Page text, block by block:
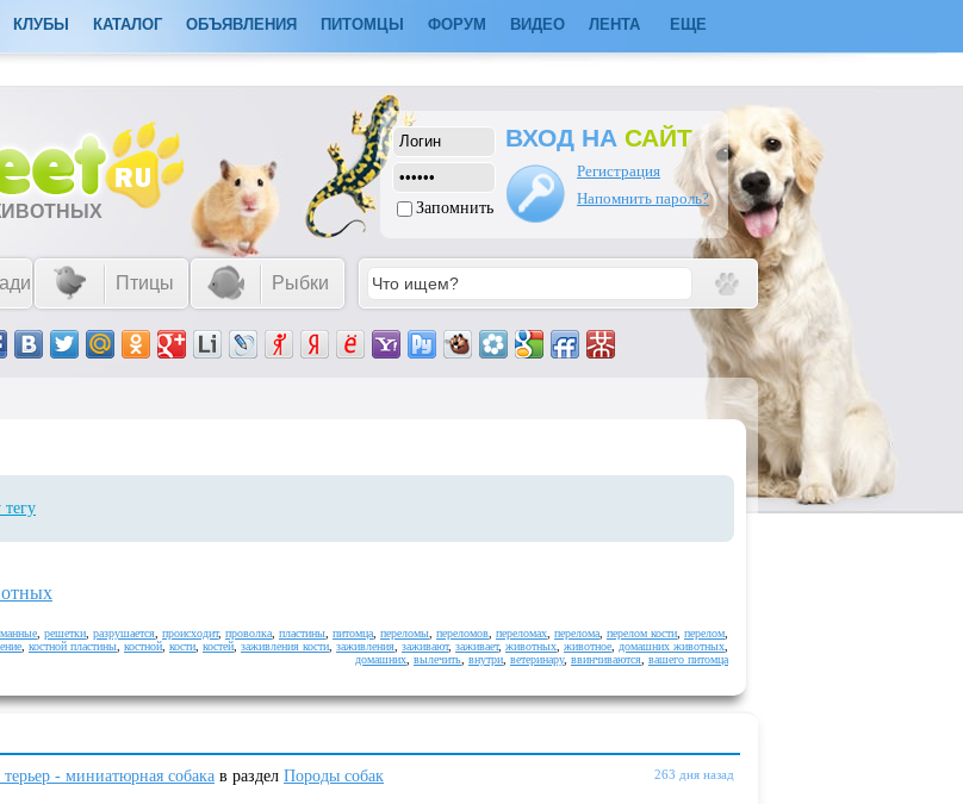
КЛУБЫ КАТАЛОГ ОБЪЯВЛЕНИЯ ПИТОМЦЫ ФОРУМ ВИДЕО ЛЕНТА ЕЩЕ
Запомнить
ВХОД НА САЙТ
Регистрация
Напомнить пароль?
Птицы Рыбки
решетки разрушается происходит, проволка пластины питомца переломы переломов переломах перелома перелом кости перелом
костной пластины костной кости костей заживления кости заживления заживают, заживает, животных животное домашних животных
домашних вылечить внутри ветеринару, ввинчиваются вашего питомца
263 дня назад
- миниатюрная собака в раздел Породы собак